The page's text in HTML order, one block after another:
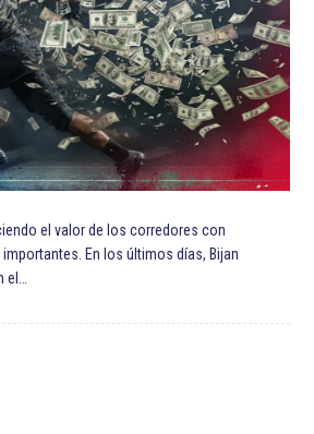
el valor de los corredores con
En los últimos días, Bijan